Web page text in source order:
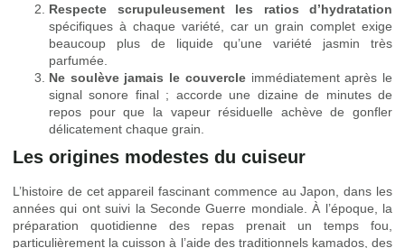
Respecte scrupuleusement les ratios d’hydratation
spécifiques à chaque variété, car un grain complet exige
beaucoup plus de liquide qu’une variété jasmin très
parfumée.
Ne soulève jamais le couvercleimmédiatement après le
signal sonore final ; accorde une dizaine de minutes de
repos pour que la vapeur résiduelle achève de gonfler
délicatement chaque grain.
Les origines modestes du cuiseur
L’histoire de cet appareil fascinant commence au Japon, dans les
années qui ont suivi la Seconde Guerre mondiale. À l’époque, la
préparation quotidienne des repas prenait un temps fou,
particulièrement la cuisson à l’aide des traditionnels kamados, des